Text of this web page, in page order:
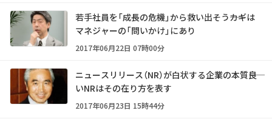
若手社員を「成長の危機」から救い出そう――カギは
マネジャーの「問いかけ」にあり
2017年06月22日 07時00分
ニュースリリース（NR）が白状する企業の本質――良
いNRはその在り方を表す
2017年06月23日 15時44分